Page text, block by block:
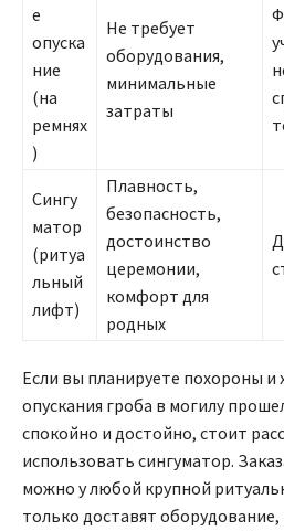
е
опуска
ние
(на
ремнях
)
Не требует
оборудования,
минимальные
затраты
Сингу
матор
(ритуа
льный
лифт)
Плавность,
безопасность,
достоинство
церемонии,
комфорт для
родных
Если вы планируете похороны и
опускания гроба в могилу
спокойно и достойно, стоит
использовать сингуматор.
можно у любой крупной
только доставят оборудование,